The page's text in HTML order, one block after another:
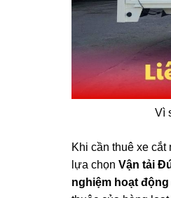
Vì
Khi cần thuê xe cắt
lựa chọn Vận tải
nghiệm hoạt